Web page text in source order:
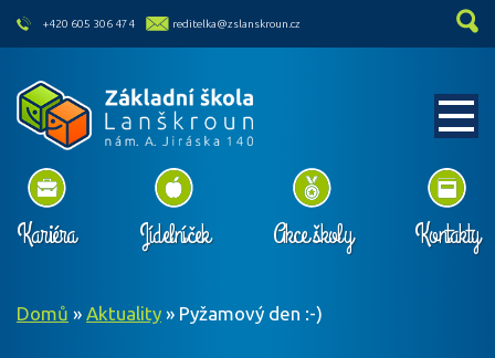
skip to main content
+420 605 306 474 reditelka@zslanskroun.cz
Kariéra Jídelníček Akce školy Kontakty
Domů » Aktuality » Pyžamový den :-)